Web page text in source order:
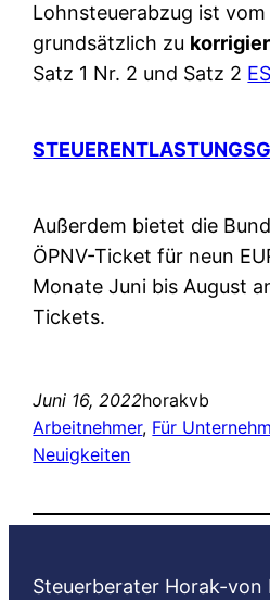
Lohnsteuerabzug ist
grundsätzlich zu
Satz 1 Nr. 2 und Satz 2
Außerdem bietet die
ÖPNV-Ticket für neun
Monate Juni bis August
Tickets.
Juni 16, 2022horakvb
Arbeitnehmer, Für
Neuigkeiten
Steuerberater Horak-von